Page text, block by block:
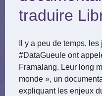
traduire
Il y a peu de temps,
#DataGueule ont
Framalang. Leur long
monde », un
expliquant les enjeux